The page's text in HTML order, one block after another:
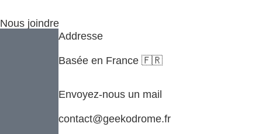
Nous joindre
Addresse
Basée en France 🇫🇷
Envoyez-nous un mail
contact@geekodrome.fr